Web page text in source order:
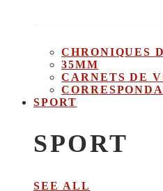
CHRONIQUES
35MM
CARNETS DE
SPORT
SPORT
SEE ALL